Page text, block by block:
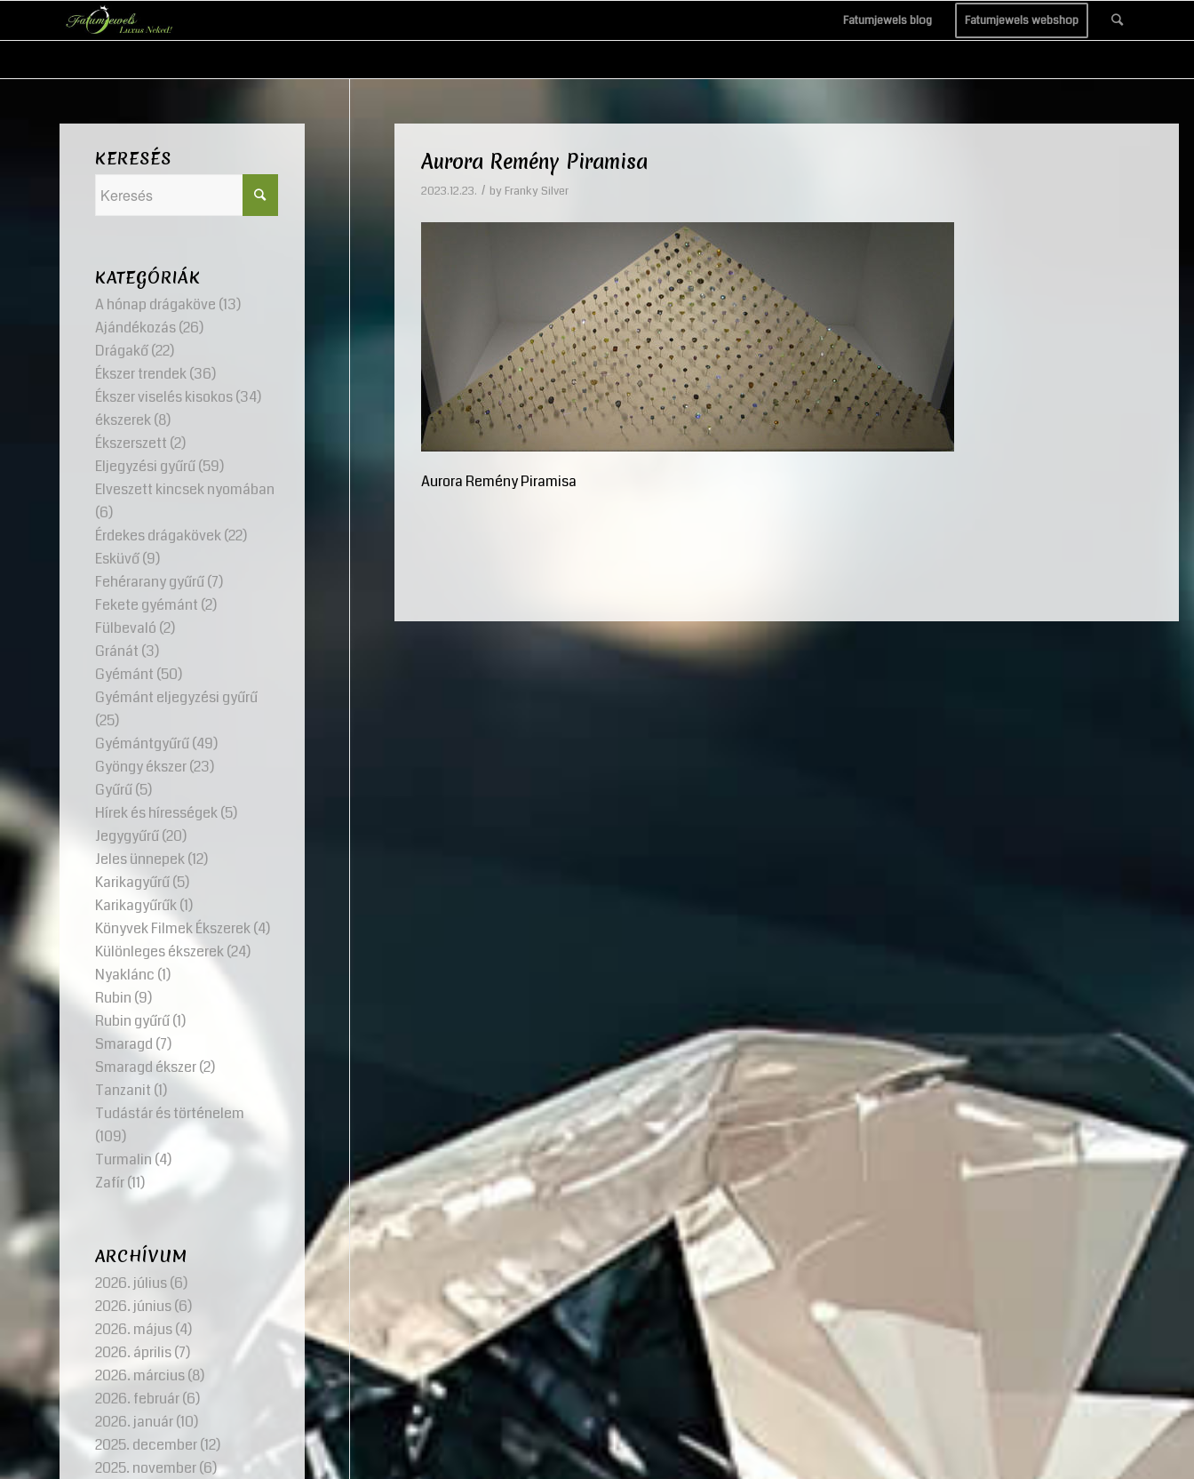
Fatumjewels blog Fatumjewels webshop
Aurora Remény Piramisa
2023.12.23. / by Franky Silver
Aurora Remény Piramisa
KERESÉS
KATEGÓRIÁK
A hónap drágaköve (13)
Ajándékozás(26)
Drágakő(22)
Ékszer trendek(36)
Ékszer viselés kisokos(34)
ékszerek(8)
Ékszerszett (2)
Eljegyzési gyűrű(59)
Elveszett kincsek nyomában
(6)
Érdekes drágakövek(22)
Esküvő(9)
Fehérarany gyűrű(7)
Fekete gyémánt (2)
Fülbevaló (2)
Gránát (3)
Gyémánt (50)
Gyémánt eljegyzési gyűrű
(25)
Gyémántgyűrű(49)
Gyöngy ékszer(23)
Gyűrű(5)
Hírek és hírességek(5)
Jegygyűrű(20)
Jeles ünnepek(12)
Karikagyűrű(5)
Karikagyűrűk(1)
Könyvek Filmek Ékszerek(4)
Különleges ékszerek(24)
Nyaklánc (1)
Rubin (9)
Rubin gyűrű(1)
Smaragd (7)
Smaragd ékszer(2)
Tanzanit (1)
Tudástár és történelem
(109)
Turmalin (4)
Zafír(11)
ARCHÍVUM
2026. július(6)
2026. június(6)
2026. május(4)
2026. április(7)
2026. március(8)
2026. február(6)
2026. január(10)
2025. december(12)
2025. november(6)